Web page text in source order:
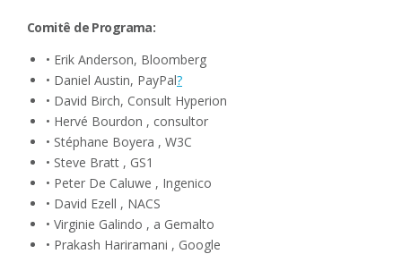
Comitê de Programa:
• Erik Anderson, Bloomberg
• Daniel Austin, PayPal?
• David Birch, Consult Hyperion
• Hervé Bourdon , consultor
• Stéphane Boyera , W3C
• Steve Bratt , GS1
• Peter De Caluwe , Ingenico
• David Ezell , NACS
• Virginie Galindo , a Gemalto
• Prakash Hariramani , Google